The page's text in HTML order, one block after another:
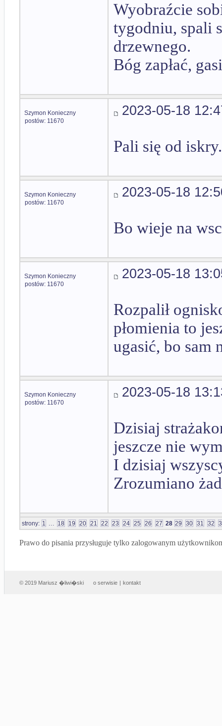
Wyobraźcie
tygodniu, spali
drzewnego.
Bóg zapłać,
Szymon Konieczny
postów: 11670
2023-05-18
Pali się od iskry.
Szymon Konieczny
postów: 11670
2023-05-18
Bo wieje na
Szymon Konieczny
postów: 11670
2023-05-18
Rozpalił
płomienia to
ugasić, bo sam
Szymon Konieczny
postów: 11670
2023-05-18
Dzisiaj
jeszcze nie
I dzisiaj
Zrozumiano
strony: 1 ... 18 19 20 21 22 23 24 25 26 27 28 29 30 31 32
Prawo do pisania przysługuje tylko zalogowanym
© 2019 Mariusz �liwi�ski o serwisie | kontakt